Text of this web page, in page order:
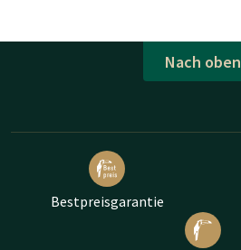
Nach oben
Bestpreisgarantie